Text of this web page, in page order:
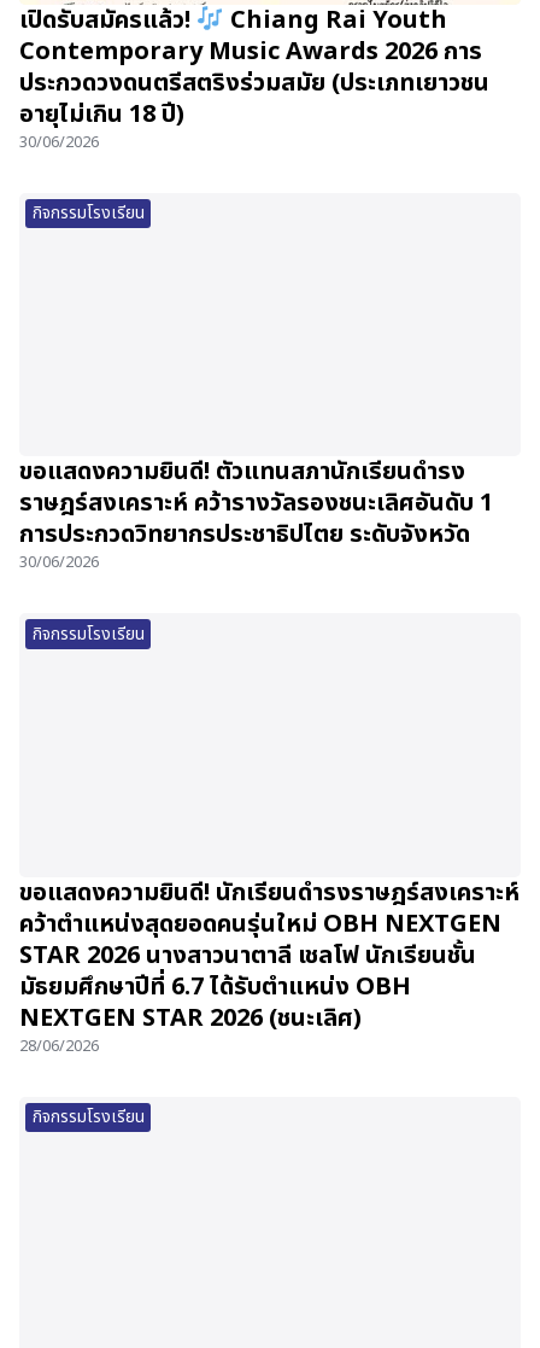
เปิดรับสมัครแล้ว!
Chiang Rai Youth
Contemporary Music Awards 2026 การ
ประกวดวงดนตรีสตริงร่วมสมัย (ประเภทเยาวชน
อายุไม่เกิน 18 ปี)
30/06/2026
กิจกรรมโรงเรียน
ขอแสดงความยินดี! ตัวแทนสภานักเรียนดำรง
ราษฎร์สงเคราะห์ คว้ารางวัลรองชนะเลิศอันดับ 1
การประกวดวิทยากรประชาธิปไตย ระดับจังหวัด
30/06/2026
กิจกรรมโรงเรียน
ขอแสดงความยินดี! นักเรียนดำรงราษฎร์สงเคราะห์
คว้าตำแหน่งสุดยอดคนรุ่นใหม่ OBH NEXTGEN
STAR 2026 นางสาวนาตาลี เชลโฟ นักเรียนชั้น
มัธยมศึกษาปีที่ 6.7 ได้รับตำแหน่ง OBH
NEXTGEN STAR 2026 (ชนะเลิศ)
28/06/2026
กิจกรรมโรงเรียน